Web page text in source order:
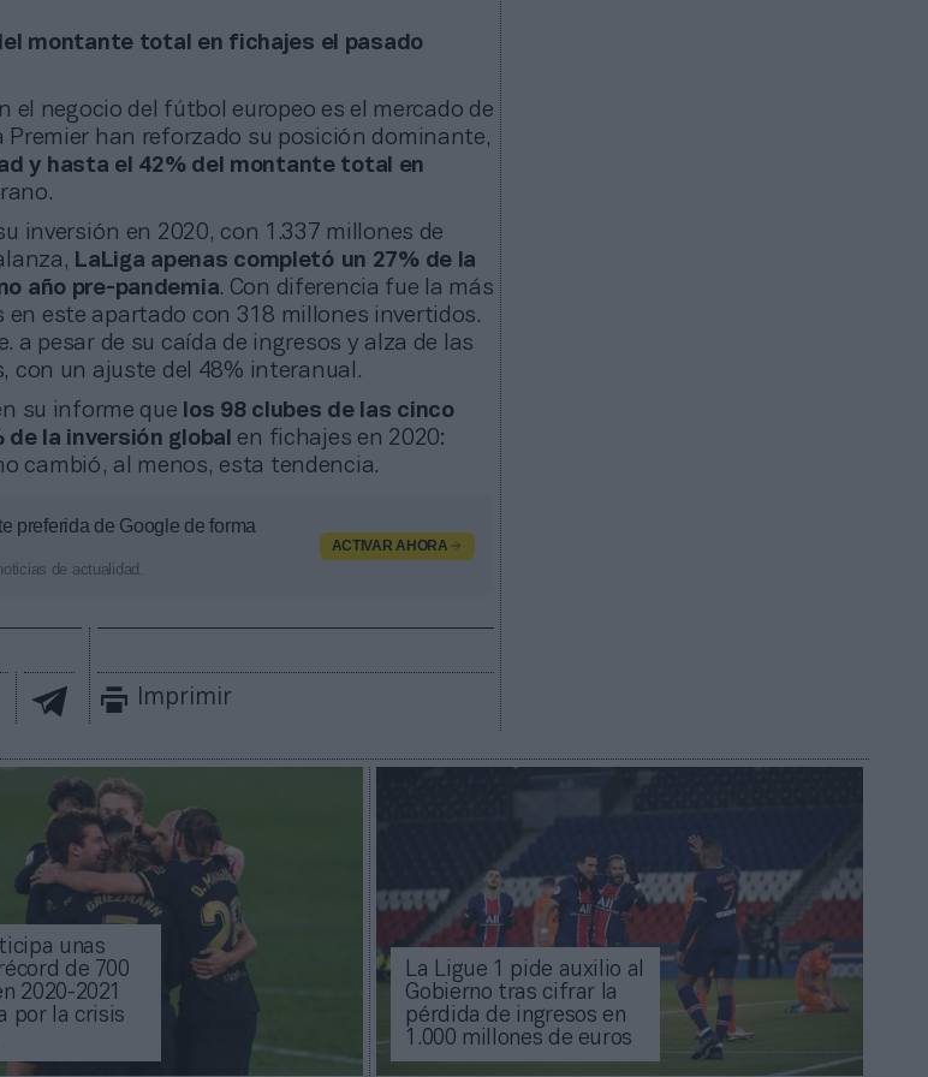
montante total en fichajes el pasado
el negocio del fútbol europeo es el mercado de
Premier han reforzado su posición dominante,
y hasta el 42% del montante total en
inversión en 2020, con 1.337 millones de
LaLiga apenas completó un 27% de la
año pre-pandemia. Con diferencia fue la más
en este apartado con 318 millones invertidos.
a pesar de su caída de ingresos y alza de las
con un ajuste del 48% interanual.
su informe que
los 98 clubes de las cinco
la inversión global
en fichajes en 2020:
cambió, al menos, esta tendencia.
preferida de Google de forma
de actualidad.
ACTIVAR AHORA
Imprimir
unas
de 700
2020-2021
por la crisis
La Ligue 1 pide auxilio al
Gobierno tras cifrar la
pérdida de ingresos en
1.000 millones de euros